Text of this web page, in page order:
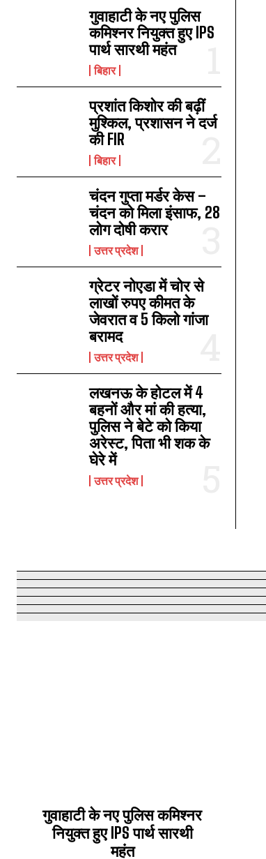
गुवाहाटी के नए पुलिस
कमिश्नर नियुक्त हुए IPS
पार्थ सारथी महंत
बिहार
प्रशांत किशोर की बढ़ीं
मुश्किल, प्रशासन ने दर्ज
की FIR
बिहार
चंदन गुप्‍ता मर्डर केस –
चंदन को मिला इंसाफ, 28
लोग दोषी करार
उत्तर प्रदेश
ग्रेटर नोएडा में चोर से
लाखों रुपए कीमत के
जेवरात व 5 किलो गांजा
बरामद
उत्तर प्रदेश
लखनऊ के होटल में 4
बहनों और मां की हत्‍या,
पुलिस ने बेटे को किया
अरेस्‍ट, पिता भी शक के
घेरे में
उत्तर प्रदेश
गुवाहाटी के नए पुलिस कमिश्नर
नियुक्त हुए IPS पार्थ सारथी
महंत